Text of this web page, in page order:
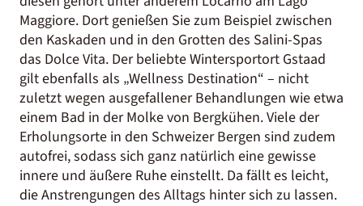
Maggiore. Dort genießen Sie zum Beispiel zwischen
den Kaskaden und in den Grotten des Salini-Spas
das Dolce Vita. Der beliebte Wintersportort Gstaad
gilt ebenfalls als „Wellness Destination“ – nicht
zuletzt wegen ausgefallener Behandlungen wie etwa
einem Bad in der Molke von Bergkühen. Viele der
Erholungsorte in den Schweizer Bergen sind zudem
autofrei, sodass sich ganz natürlich eine gewisse
innere und äußere Ruhe einstellt. Da fällt es leicht,
die Anstrengungen des Alltags hinter sich zu lassen.